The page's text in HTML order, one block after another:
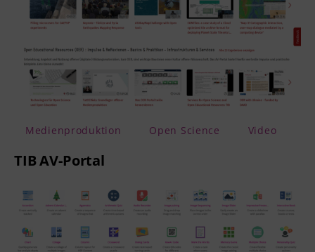
Medienproduktion Open Science Video
TIB AV-Portal